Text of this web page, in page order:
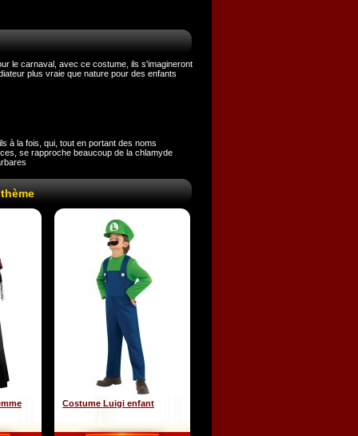
le carnaval, avec ce costume, ils s'imagineront
plus vraie que nature pour des enfants
à la fois, qui, tout en portant des noms
se rapproche beaucoup de la chlamyde
Costume Luigi enfant